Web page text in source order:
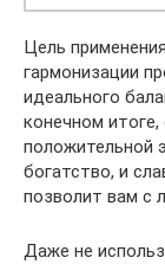
Цель
гармонизации
идеального
конечном
положительной
богатство, и
позволит вам с
Даже не